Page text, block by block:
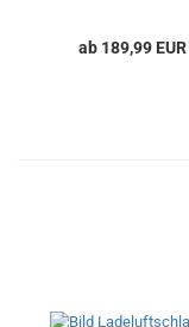
ab 189,99 EUR